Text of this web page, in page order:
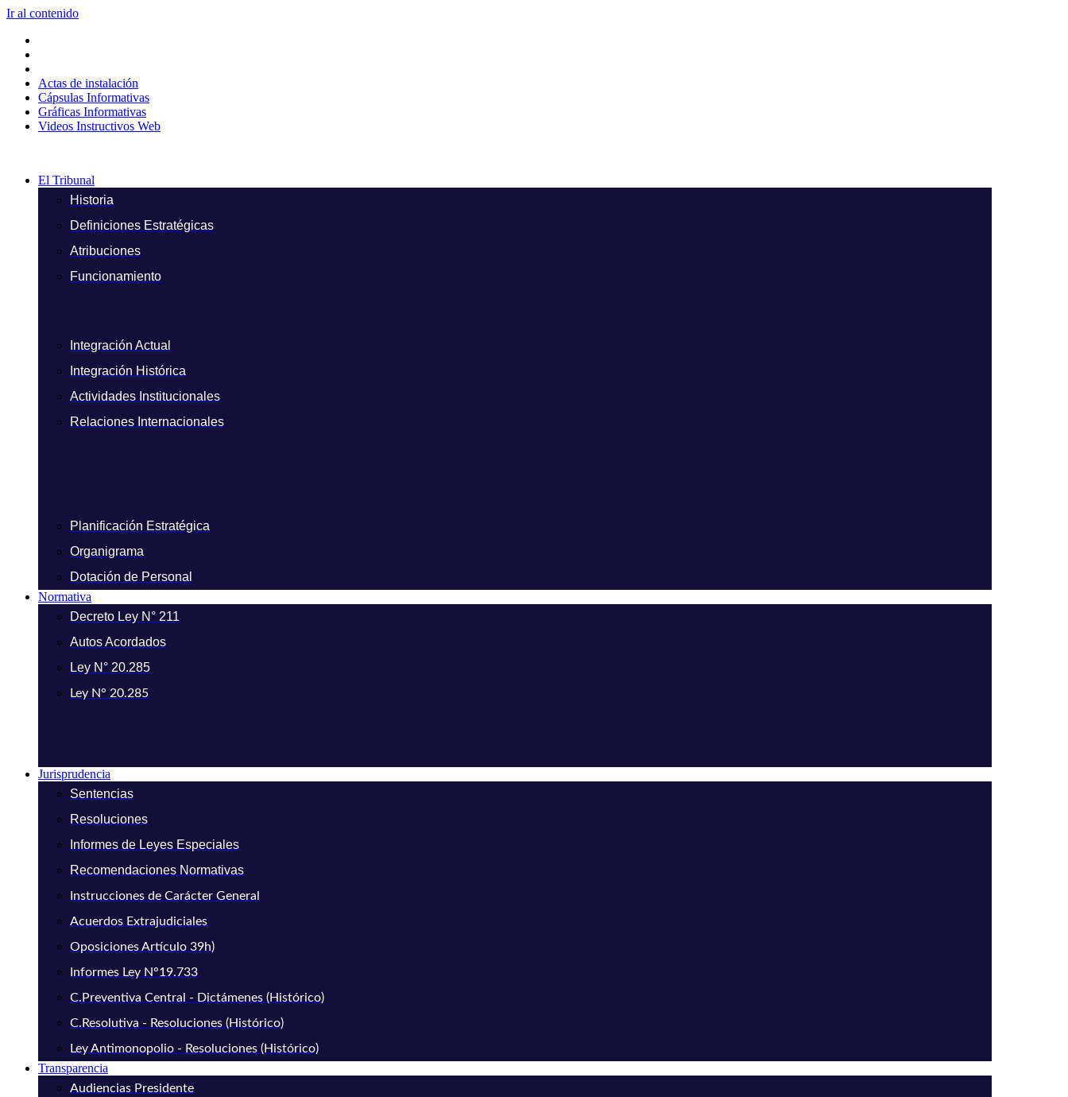
Ir al contenido
Actas de instalación
Cápsulas Informativas
Gráficas Informativas
Videos Instructivos Web
El Tribunal
Historia
Definiciones Estratégicas
Atribuciones
Funcionamiento
Integración Actual
Integración Histórica
Actividades Institucionales
Relaciones Internacionales
Planificación Estratégica
Organigrama
Dotación de Personal
Normativa
Decreto Ley N° 211
Autos Acordados
Ley N° 20.285
Ley N° 20.285
Jurisprudencia
Sentencias
Resoluciones
Informes de Leyes Especiales
Recomendaciones Normativas
Instrucciones de Carácter General
Acuerdos Extrajudiciales
Oposiciones Artículo 39h)
Informes Ley N°19.733
C.Preventiva Central - Dictámenes (Histórico)
C.Resolutiva - Resoluciones (Histórico)
Ley Antimonopolio - Resoluciones (Histórico)
Transparencia
Audiencias Presidente